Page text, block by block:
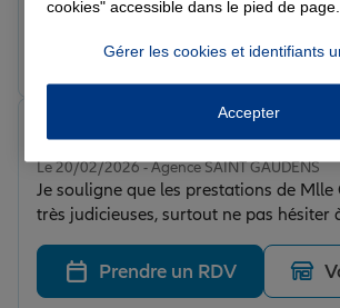
Prendre un RDV
Le 20/02/2026 - Agence SAINT GAUDENS
Je souligne que les prestations de Mlle
très judicieuses, surtout ne pas hésiter
très pro !
Prendre un RDV
cookies" accessible dans le pied de page.
Gérer les cookies et identifiants
Accepter